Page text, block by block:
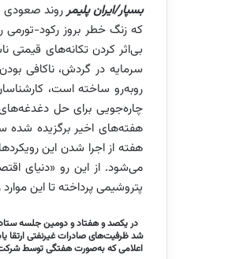
بسپار/ایران پلیمرروند صعودی
که زنگ خطر بروز رکود-تورمی‌
بی‌اثر کردن تکانه‌های قیمتی
سرمایه در گردش، ناکافی
روبه‌رو ساخته است،
چاره‌جویی برای حل
هفته‌های اخیر برگزیده شده
هفته از اجرا شدن این
می‌شود. از این رو «دنیای
پتروشیمی پرداخته تا این
در یکصد و هفتاد و دومین جلسه
شد ظرفیت‌های صادرات غیرنفتی ارتقا
اعلامی که به‌صورت هفتگی توسط